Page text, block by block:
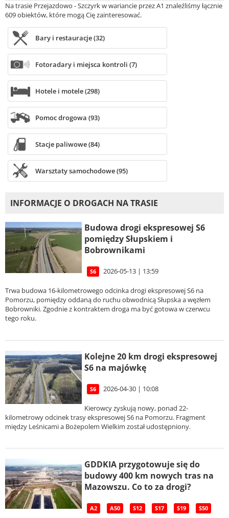
Na trasie Przejazdowo - Szczyrk w wariancie przez A1 znaleźliśmy łącznie
609 obiektów, które mogą Cię zainteresować.
Bary i restauracje (32)
Fotoradary i miejsca kontroli (7)
Hotele i motele (298)
Pomoc drogowa (93)
Stacje paliwowe (84)
Warsztaty samochodowe (95)
INFORMACJE O DROGACH NA TRASIE
Budowa drogi ekspresowej S6
pomiędzy Słupskiem i
Bobrownikami
S6 2026-05-13 | 13:59
Trwa budowa 16-kilometrowego odcinka drogi ekspresowej S6 na
Pomorzu, pomiędzy oddaną do ruchu obwodnicą Słupska a węzłem
Bobrowniki. Zgodnie z kontraktem droga ma być gotowa w czerwcu
tego roku.
Kolejne 20 km drogi ekspresowej
S6 na majówkę
S6 2026-04-30 | 10:08
Kierowcy zyskują nowy, ponad 22-
kilometrowy odcinek trasy ekspresowej S6 na Pomorzu. Fragment
między Leśnicami a Bożepolem Wielkim został udostępniony.
GDDKIA przygotowuje się do
budowy 400 km nowych tras na
Mazowszu. Co to za drogi?
A2 A50 S12 S17 S19 S50